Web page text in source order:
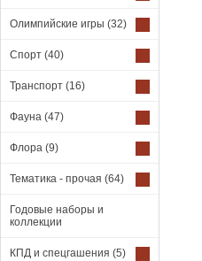
Олимпийские игры (32)
Спорт (40)
Транспорт (16)
Фауна (47)
Флора (9)
Тематика - прочая (64)
Годовые наборы и
коллекции
КПД и спецгашения (5)